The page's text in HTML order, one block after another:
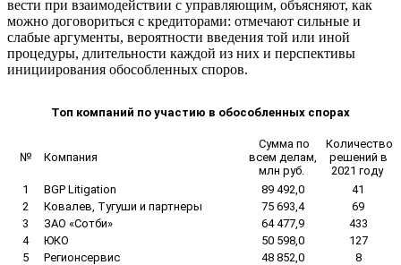
вести при взаимодействии с управляющим, объясняют, как
можно договориться с кредиторами: отмечают сильные и
слабые аргументы, вероятности введения той или иной
процедуры, длительности каждой из них и перспективы
инициирования обособленных споров.
Топ компаний по участию в обособленных спорах
№ Компания
Сумма по
всем делам,
млн руб.
Количество
решений в
2021 году
1
BGP Litigation 89 492,0
41
2
Ковалев, Тугуши и партнеры 75 693,4
69
3
ЗАО «Сотби» 64 477,9
433
4
ЮКО 50 598,0
127
5
Регионсервис 48 852,0
8